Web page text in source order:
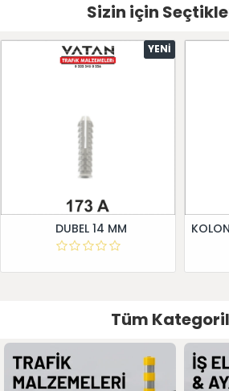
Sizin için
YENI
DUBEL 14 MM
Tüm